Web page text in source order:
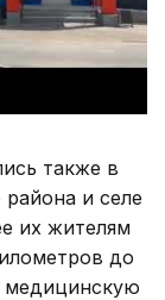
также в
и селе
их жителям
до
медицинскую